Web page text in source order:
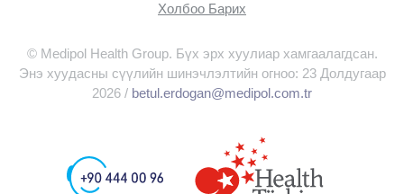
Холбоо Барих
© Medipol Health Group. Бүх эрх хуулиар хамгаалагдсан.
Энэ хуудасны сүүлийн шинэчлэлтийн огноо: 23 Долдугаар
2026 / betul.erdogan@medipol.com.tr